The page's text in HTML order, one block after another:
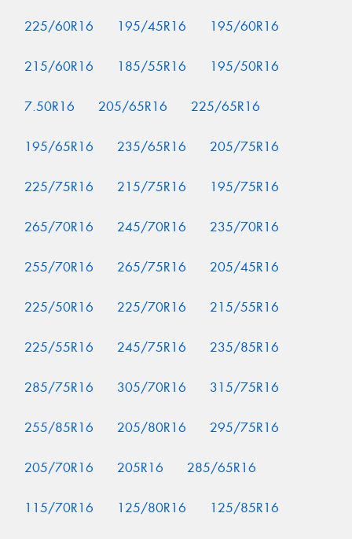
225/60R16 195/45R16 195/60R16
215/60R16 185/55R16 195/50R16
7.50R16 205/65R16 225/65R16
195/65R16 235/65R16 205/75R16
225/75R16 215/75R16 195/75R16
265/70R16 245/70R16 235/70R16
255/70R16 265/75R16 205/45R16
225/50R16 225/70R16 215/55R16
225/55R16 245/75R16 235/85R16
285/75R16 305/70R16 315/75R16
255/85R16 205/80R16 295/75R16
205/70R16 205R16 285/65R16
115/70R16 125/80R16 125/85R16